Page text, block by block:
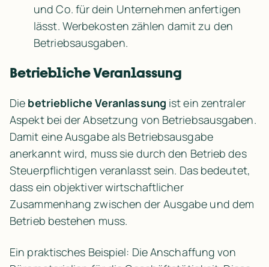
und Co. für dein Unternehmen anfertigen
lässt. Werbekosten zählen damit zu den
Betriebsausgaben.
Betriebliche Veranlassung
Die betriebliche Veranlassung ist ein zentraler
Aspekt bei der Absetzung von Betriebsausgaben.
Damit eine Ausgabe als Betriebsausgabe
anerkannt wird, muss sie durch den Betrieb des
Steuerpflichtigen veranlasst sein. Das bedeutet,
dass ein objektiver wirtschaftlicher
Zusammenhang zwischen der Ausgabe und dem
Betrieb bestehen muss.
Ein praktisches Beispiel: Die Anschaffung von